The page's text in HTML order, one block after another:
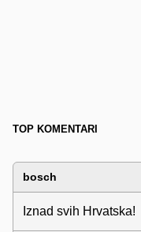
TOP KOMENTARI
bosch
Iznad svih Hrvatska!